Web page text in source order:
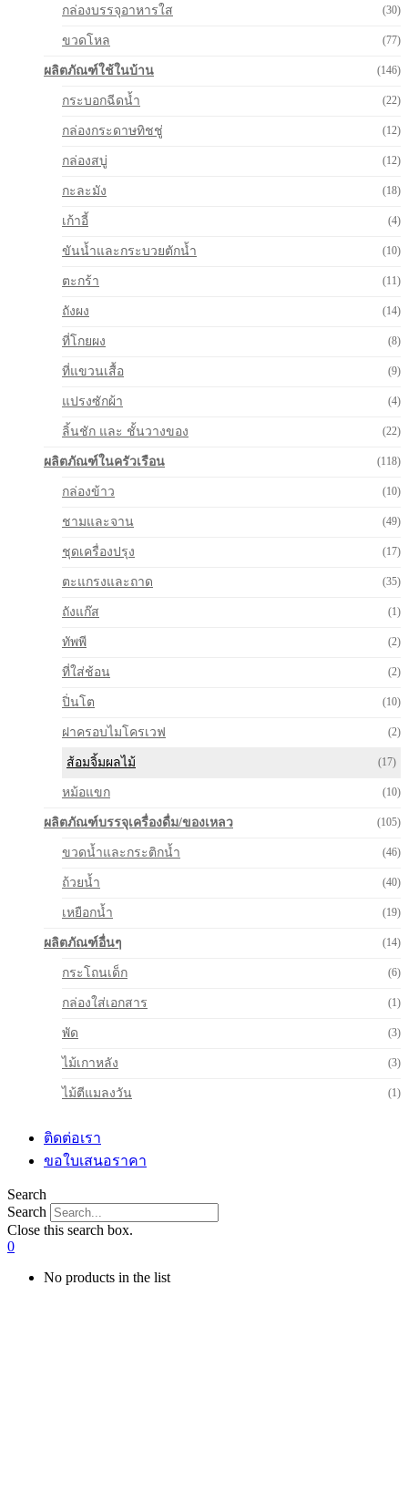
กล่องบรรจุอาหารใส (30)
ขวดโหล (77)
ผลิตภัณฑ์ใช้ในบ้าน (146)
กระบอกฉีดน้ำ (22)
กล่องกระดาษทิชชู่ (12)
กล่องสบู่ (12)
กะละมัง (18)
เก้าอี้ (4)
ขันน้ำและกระบวยตักน้ำ (10)
ตะกร้า (11)
ถังผง (14)
ที่โกยผง (8)
ที่แขวนเสื้อ (9)
แปรงซักผ้า (4)
ลิ้นชัก และ ชั้นวางของ (22)
ผลิตภัณฑ์ในครัวเรือน (118)
กล่องข้าว (10)
ชามและจาน (49)
ชุดเครื่องปรุง (17)
ตะแกรงและถาด (35)
ถังแก๊ส (1)
ทัพพี (2)
ที่ใส่ช้อน (2)
ปิ่นโต (10)
ฝาครอบไมโครเวฟ (2)
ส้อมจิ้มผลไม้ (17)
หม้อแขก (10)
ผลิตภัณฑ์บรรจุเครื่องดื่ม/ของเหลว (105)
ขวดน้ำและกระติกน้ำ (46)
ถ้วยน้ำ (40)
เหยือกน้ำ (19)
ผลิตภัณฑ์อื่นๆ (14)
กระโถนเด็ก (6)
กล่องใส่เอกสาร (1)
พัด (3)
ไม้เกาหลัง (3)
ไม้ตีแมลงวัน (1)
ติดต่อเรา
ขอใบเสนอราคา
Search
Search
Close this search box.
0
No products in the list